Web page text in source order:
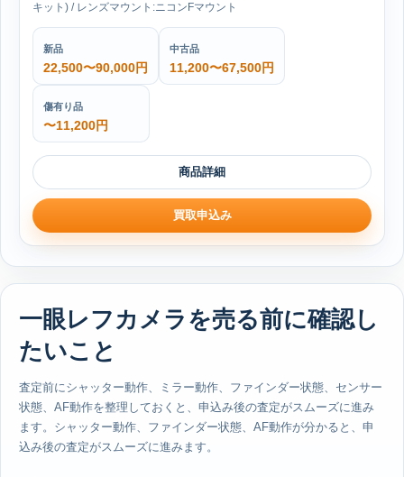
キット) / レンズマウント:ニコンFマウント
新品
22,500〜90,000円
中古品
11,200〜67,500円
傷有り品
〜11,200円
商品詳細
買取申込み
一眼レフカメラを売る前に確認し
たいこと
査定前にシャッター動作、ミラー動作、ファインダー状態、センサー
状態、AF動作を整理しておくと、申込み後の査定がスムーズに進み
ます。シャッター動作、ファインダー状態、AF動作が分かると、申
込み後の査定がスムーズに進みます。